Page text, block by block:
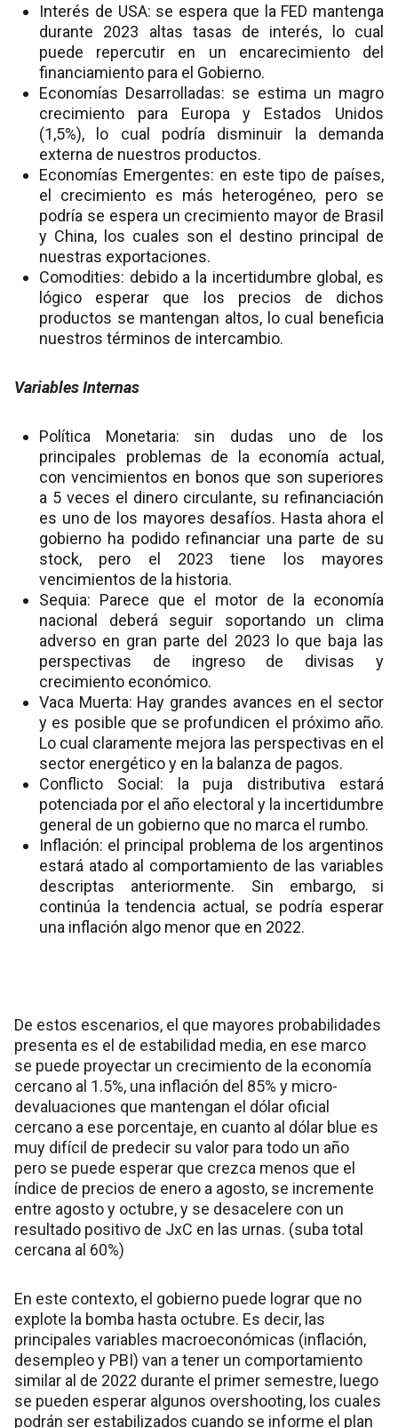
Interés de USA: se espera que la FED mantenga
durante 2023 altas tasas de interés, lo cual
puede repercutir en un encarecimiento del
financiamiento para el Gobierno.
Economías Desarrolladas: se estima un magro
crecimiento para Europa y Estados Unidos
(1,5%), lo cual podría disminuir la demanda
externa de nuestros productos.
Economías Emergentes: en este tipo de países,
el crecimiento es más heterogéneo, pero se
podría se espera un crecimiento mayor de Brasil
y China, los cuales son el destino principal de
nuestras exportaciones.
Comodities: debido a la incertidumbre global, es
lógico esperar que los precios de dichos
productos se mantengan altos, lo cual beneficia
nuestros términos de intercambio.
Variables Internas
Política Monetaria: sin dudas uno de los
principales problemas de la economía actual,
con vencimientos en bonos que son superiores
a 5 veces el dinero circulante, su refinanciación
es uno de los mayores desafíos. Hasta ahora el
gobierno ha podido refinanciar una parte de su
stock, pero el 2023 tiene los mayores
vencimientos de la historia.
Sequia: Parece que el motor de la economía
nacional deberá seguir soportando un clima
adverso en gran parte del 2023 lo que baja las
perspectivas de ingreso de divisas y
crecimiento económico.
Vaca Muerta: Hay grandes avances en el sector
y es posible que se profundicen el próximo año.
Lo cual claramente mejora las perspectivas en el
sector energético y en la balanza de pagos.
Conflicto Social: la puja distributiva estará
potenciada por el año electoral y la incertidumbre
general de un gobierno que no marca el rumbo.
Inflación: el principal problema de los argentinos
estará atado al comportamiento de las variables
descriptas anteriormente. Sin embargo, si
continúa la tendencia actual, se podría esperar
una inflación algo menor que en 2022.
De estos escenarios, el que mayores probabilidades
presenta es el de estabilidad media, en ese marco
se puede proyectar un crecimiento de la economía
cercano al 1.5%, una inflación del 85% y micro-
devaluaciones que mantengan el dólar oficial
cercano a ese porcentaje, en cuanto al dólar blue es
muy difícil de predecir su valor para todo un año
pero se puede esperar que crezca menos que el
índice de precios de enero a agosto, se incremente
entre agosto y octubre, y se desacelere con un
resultado positivo de JxC en las urnas. (suba total
cercana al 60%)
En este contexto, el gobierno puede lograr que no
explote la bomba hasta octubre. Es decir, las
principales variables macroeconómicas (inflación,
desempleo y PBI) van a tener un comportamiento
similar al de 2022 durante el primer semestre, luego
se pueden esperar algunos overshooting, los cuales
podrán ser estabilizados cuando se informe el plan